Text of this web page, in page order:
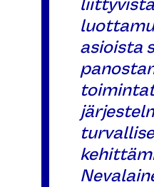
liittyvistä
asioista